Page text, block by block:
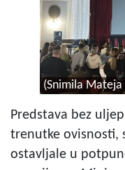
(Snimila Mateja
Predstava bez
trenutke ovisnosti,
ostavljale u